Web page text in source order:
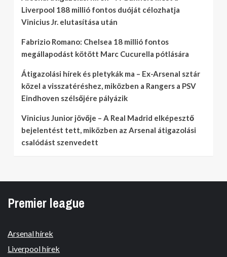
Liverpool 188 millió fontos duóját célozhatja
Vinicius Jr. elutasítása után
Fabrizio Romano: Chelsea 18 millió fontos
megállapodást kötött Marc Cucurella pótlására
Átigazolási hírek és pletykák ma – Ex-Arsenal sztár
közel a visszatéréshez, miközben a Rangers a PSV
Eindhoven szélsőjére pályázik
Vinicius Junior jövője – A Real Madrid elképesztő
bejelentést tett, miközben az Arsenal átigazolási
csalódást szenvedett
Premier league
Arsenal hírek
Liverpool hírek